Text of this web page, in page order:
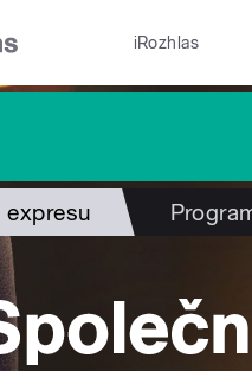
iRozhlas